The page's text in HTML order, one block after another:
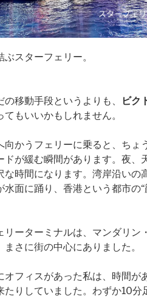
スターフェリー。
移動手段というよりも、
ビク
てもいいかもしれません。
向かうフェリーに乗ると、ちょ
ドが緩む瞬間があります。夜、
な時間になります。湾岸沿いの
水面に踊り、香港という都市の
リーターミナルは、マンダリン
さに街の中心にありました。
オフィスがあった私は、時間が
たりしていました。わずか10分